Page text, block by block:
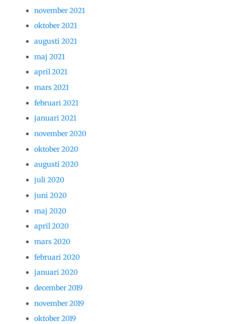
november 2021
oktober 2021
augusti 2021
maj 2021
april 2021
mars 2021
februari 2021
januari 2021
november 2020
oktober 2020
augusti 2020
juli 2020
juni 2020
maj 2020
april 2020
mars 2020
februari 2020
januari 2020
december 2019
november 2019
oktober 2019